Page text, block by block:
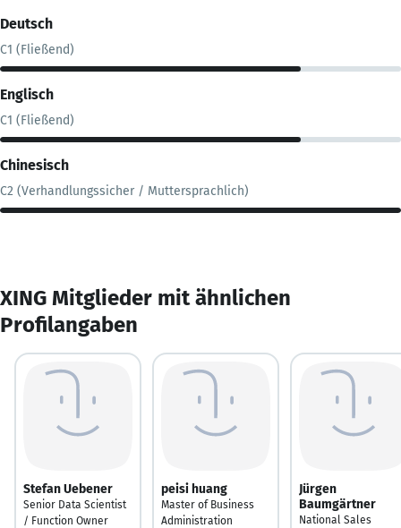
Deutsch
C1 (Fließend)
Englisch
C1 (Fließend)
Chinesisch
C2 (Verhandlungssicher / Muttersprachlich)
XING Mitglieder mit ähnlichen
Profilangaben
Stefan Uebener
Senior Data Scientist
/ Function Owner
peisi huang
Master of Business
Administration
Jürgen
Baumgärtner
National Sales